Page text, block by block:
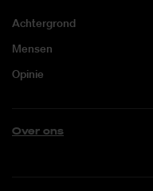
Achtergrond
Mensen
Opinie
Over ons